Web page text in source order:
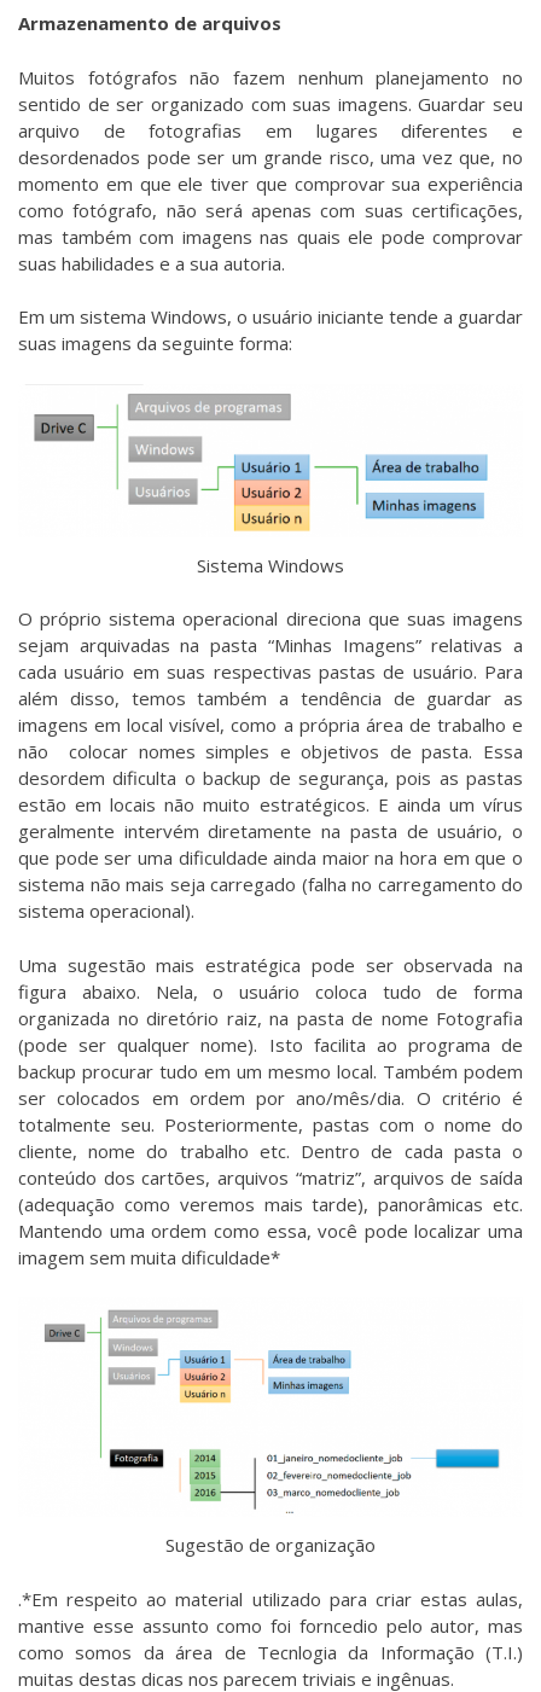
Armazenamento de arquivos
Muitos fotógrafos não fazem nenhum planejamento no
sentido de ser organizado com suas imagens. Guardar seu
arquivo de fotografias em lugares diferentes e
desordenados pode ser um grande risco, uma vez que, no
momento em que ele tiver que comprovar sua experiência
como fotógrafo, não será apenas com suas certificações,
mas também com imagens nas quais ele pode comprovar
suas habilidades e a sua autoria.
Em um sistema Windows, o usuário iniciante tende a guardar
suas imagens da seguinte forma:
Sistema Windows
O próprio sistema operacional direciona que suas imagens
sejam arquivadas na pasta “Minhas Imagens” relativas a
cada usuário em suas respectivas pastas de usuário. Para
além disso, temos também a tendência de guardar as
imagens em local visível, como a própria área de trabalho e
não colocar nomes simples e objetivos de pasta. Essa
desordem dificulta o backup de segurança, pois as pastas
estão em locais não muito estratégicos. E ainda um vírus
geralmente intervém diretamente na pasta de usuário, o
que pode ser uma dificuldade ainda maior na hora em que o
sistema não mais seja carregado (falha no carregamento do
sistema operacional).
Uma sugestão mais estratégica pode ser observada na
figura abaixo. Nela, o usuário coloca tudo de forma
organizada no diretório raiz, na pasta de nome Fotografia
(pode ser qualquer nome). Isto facilita ao programa de
backup procurar tudo em um mesmo local. Também podem
ser colocados em ordem por ano/mês/dia. O critério é
totalmente seu. Posteriormente, pastas com o nome do
cliente, nome do trabalho etc. Dentro de cada pasta o
conteúdo dos cartões, arquivos “matriz”, arquivos de saída
(adequação como veremos mais tarde), panorâmicas etc.
Mantendo uma ordem como essa, você pode localizar uma
imagem sem muita dificuldade*
Sugestão de organização
.*Em respeito ao material utilizado para criar estas aulas,
mantive esse assunto como foi forncedio pelo autor, mas
como somos da área de Tecnlogia da Informação (T.I.)
muitas destas dicas nos parecem triviais e ingênuas.